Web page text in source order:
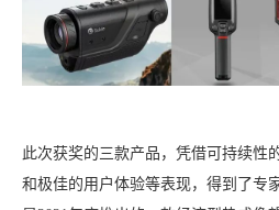
此次获奖的三款产品，凭借可持续性
和极佳的用户体验等表现，得到了专